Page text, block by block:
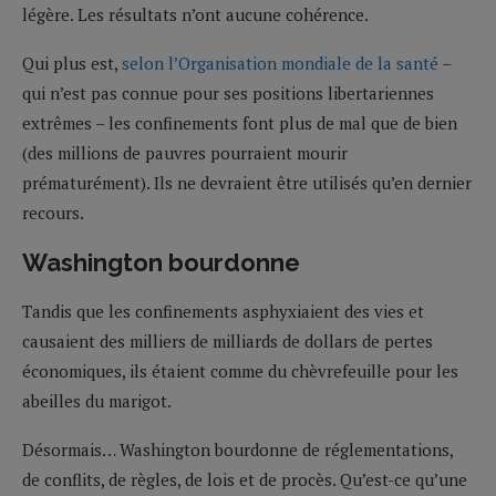
légère. Les résultats n’ont aucune cohérence.
Qui plus est, selon l’Organisation mondiale de la santé –
qui n’est pas connue pour ses positions libertariennes
extrêmes – les confinements font plus de mal que de bien
(des millions de pauvres pourraient mourir
prématurément). Ils ne devraient être utilisés qu’en dernier
recours.
Washington bourdonne
Tandis que les confinements asphyxiaient des vies et
causaient des milliers de milliards de dollars de pertes
économiques, ils étaient comme du chèvrefeuille pour les
abeilles du marigot.
Désormais… Washington bourdonne de réglementations,
de conflits, de règles, de lois et de procès. Qu’est-ce qu’une